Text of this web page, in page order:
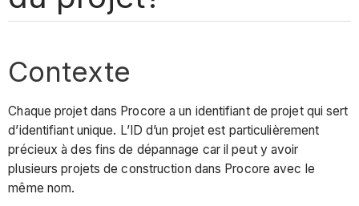
Contexte
Chaque projet dans Procore a un identifiant de projet qui sert
d’identifiant unique. L’ID d’un projet est particulièrement
précieux à des fins de dépannage car il peut y avoir
plusieurs projets de construction dans Procore avec le
même nom.